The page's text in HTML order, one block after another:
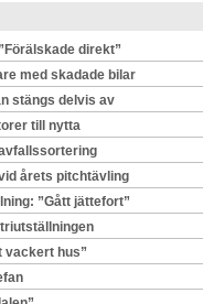
direkt”
med skadade bilar
stängs delvis av
till nytta
årets pitchtävling
”Gått jättefort”
vackert hus”